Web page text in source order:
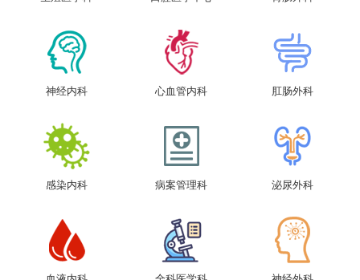
神经内科 心血管内科 肛肠外科
感染内科 病案管理科 泌尿外科